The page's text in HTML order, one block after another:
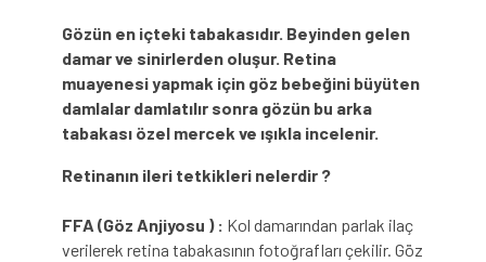
Gözün en içteki tabakasıdır. Beyinden gelen
damar ve sinirlerden oluşur. Retina
muayenesi yapmak için göz bebeğini büyüten
damlalar damlatılır sonra gözün bu arka
tabakası özel mercek ve ışıkla incelenir.
Retinanın ileri tetkikleri nelerdir ?
FFA (Göz Anjiyosu ) : Kol damarından parlak ilaç
verilerek retina tabakasının fotoğrafları çekilir. Göz